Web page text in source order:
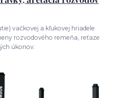
vačkovej a kľukovej hriadele
rozvodového remeňa, reťaze
úkonov.